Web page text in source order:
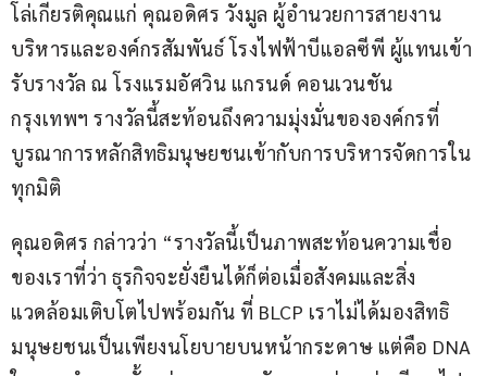
โล่เกียรติคุณแก่ คุณอดิศร วังมูล ผู้อำนวยการสายงาน
บริหารและองค์กรสัมพันธ์ โรงไฟฟ้าบีแอลซีพี ผู้แทนเข้า
รับรางวัล ณ โรงแรมอัศวิน แกรนด์ คอนเวนชัน
กรุงเทพฯ รางวัลนี้สะท้อนถึงความมุ่งมั่นขององค์กรที่
บูรณาการหลักสิทธิมนุษยชนเข้ากับการบริหารจัดการใน
ทุกมิติ
คุณอดิศร กล่าวว่า “รางวัลนี้เป็นภาพสะท้อนความเชื่อ
ของเราที่ว่า ธุรกิจจะยั่งยืนได้ก็ต่อเมื่อสังคมและสิ่ง
แวดล้อมเติบโตไปพร้อมกัน ที่ BLCP เราไม่ได้มองสิทธิ
มนุษยชนเป็นเพียงนโยบายบนหน้ากระดาษ แต่คือ DNA